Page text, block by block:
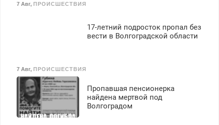
7 Авг, ПРОИСШЕСТВИЯ
17-летний подросток пропал без
вести в Волгоградской области
7 Авг, ПРОИСШЕСТВИЯ
Пропавшая пенсионерка
найдена мертвой под
Волгоградом